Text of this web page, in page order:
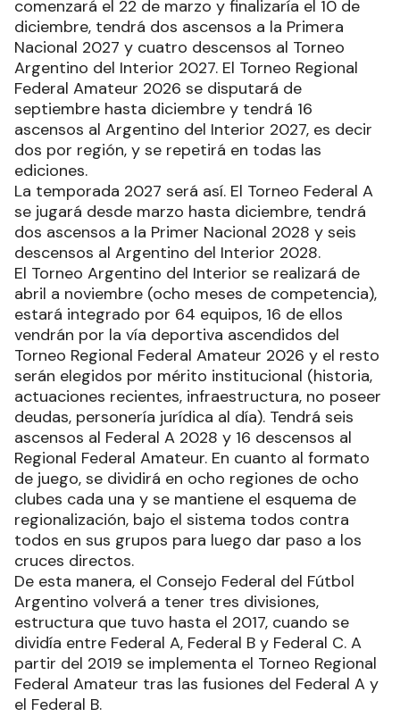
comenzará el 22 de marzo y finalizaría el 10 de
diciembre, tendrá dos ascensos a la Primera
Nacional 2027 y cuatro descensos al Torneo
Argentino del Interior 2027. El Torneo Regional
Federal Amateur 2026 se disputará de
septiembre hasta diciembre y tendrá 16
ascensos al Argentino del Interior 2027, es decir
dos por región, y se repetirá en todas las
ediciones.
La temporada 2027 será así. El Torneo Federal A
se jugará desde marzo hasta diciembre, tendrá
dos ascensos a la Primer Nacional 2028 y seis
descensos al Argentino del Interior 2028.
El Torneo Argentino del Interior se realizará de
abril a noviembre (ocho meses de competencia),
estará integrado por 64 equipos, 16 de ellos
vendrán por la vía deportiva ascendidos del
Torneo Regional Federal Amateur 2026 y el resto
serán elegidos por mérito institucional (historia,
actuaciones recientes, infraestructura, no poseer
deudas, personería jurídica al día). Tendrá seis
ascensos al Federal A 2028 y 16 descensos al
Regional Federal Amateur. En cuanto al formato
de juego, se dividirá en ocho regiones de ocho
clubes cada una y se mantiene el esquema de
regionalización, bajo el sistema todos contra
todos en sus grupos para luego dar paso a los
cruces directos.
De esta manera, el Consejo Federal del Fútbol
Argentino volverá a tener tres divisiones,
estructura que tuvo hasta el 2017, cuando se
dividía entre Federal A, Federal B y Federal C. A
partir del 2019 se implementa el Torneo Regional
Federal Amateur tras las fusiones del Federal A y
el Federal B.